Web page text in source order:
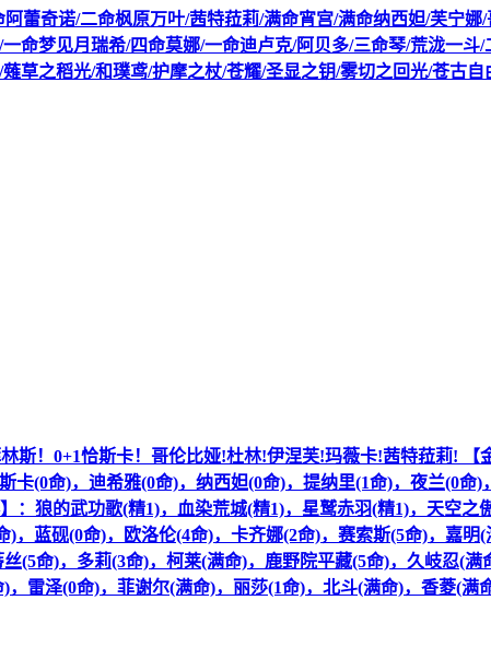
阿蕾奇诺/二命枫原万叶/茜特菈莉/满命宵宫/满命纳西妲/芙宁
命梦见月瑞希/四命莫娜/一命迪卢克/阿贝多/三命琴/荒泷一
草之稻光/和璞鸢/护摩之杖/苍耀/圣显之钥/雾切之回光/苍古
斯！0+1恰斯卡！哥伦比娅!杜林!伊涅芙!玛薇卡!茜特菈莉!
卡(0命)，迪希雅(0命)，纳西妲(0命)，提纳里(1命)，夜兰(0命
：狼的武功歌(精1)，血染荒城(精1)，星鹫赤羽(精1)，天空
)，蓝砚(0命)，欧洛伦(4命)，卡齐娜(2命)，赛索斯(5命)，嘉
(5命)，多莉(3命)，柯莱(满命)，鹿野院平藏(5命)，久岐忍(满
雷泽(0命)，菲谢尔(满命)，丽莎(1命)，北斗(满命)，香菱(满